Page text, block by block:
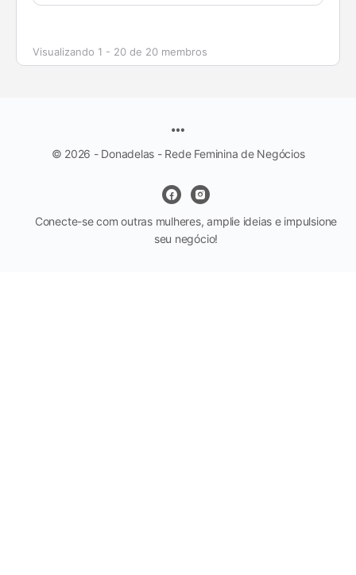
Visualizando 1 - 20 de 20 membros
© 2026 - Donadelas - Rede Feminina de Negócios
Conecte-se com outras mulheres, amplie ideias e impulsione
seu negócio!